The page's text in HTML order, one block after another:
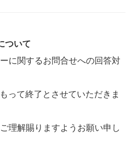
ついて
に関するお問合せへの回答対
って終了とさせていただきま
理解賜りますようお願い申し